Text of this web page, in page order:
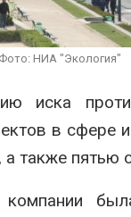
Фото: НИА "Экология"
иска
в сфере
также пятью
компании
Учёные
получать
из воздуха